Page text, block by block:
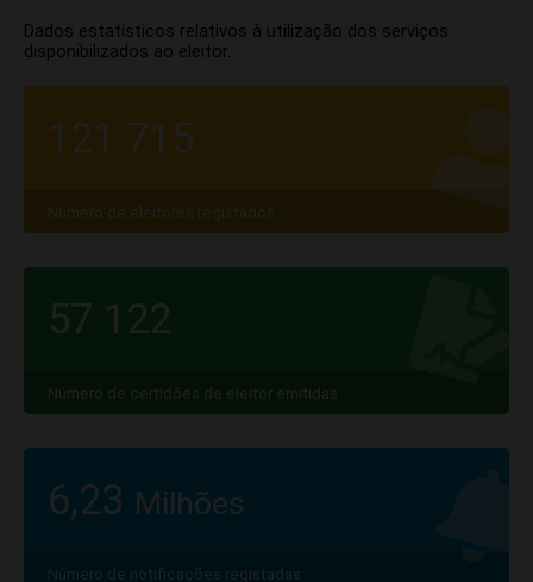
Dados estatísticos relativos à utilização dos serviços
disponibilizados ao eleitor.
121 715
Número de eleitores registados
57 122
Número de certidões de eleitor emitidas
6,23 Milhões
Número de notificações registadas